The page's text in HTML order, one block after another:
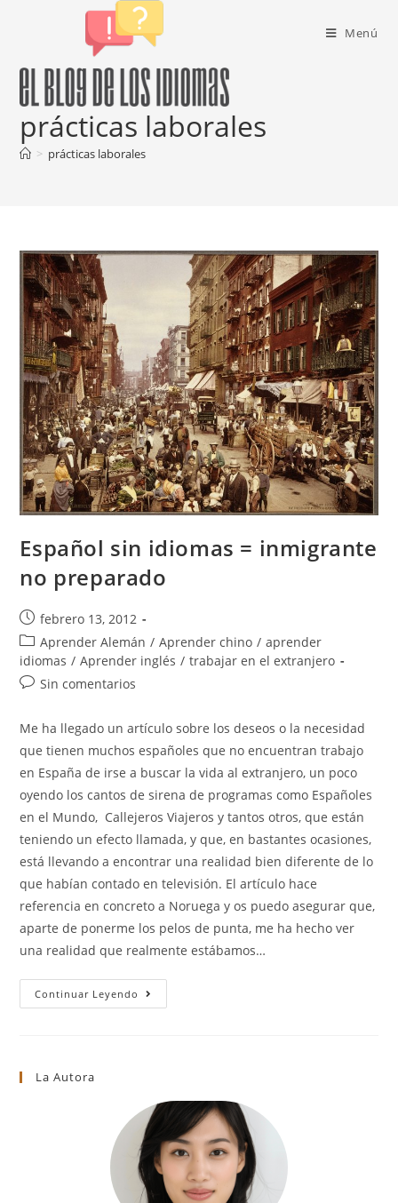
Menú
prácticas laborales
> prácticas laborales
Español sin idiomas = inmigrante
no preparado
Publicación
de
la
entrada:
febrero 13, 2012
Categoría
de
la
Aprender Alemán / Aprender chino / aprender
idiomas / Aprender inglés / trabajar en el extranjero
Comentarios
la
Sin comentarios
Me ha llegado un artículo sobre los deseos o la necesidad
que tienen muchos españoles que no encuentran trabajo
en España de irse a buscar la vida al extranjero, un poco
oyendo los cantos de sirena de programas como Españoles
en el Mundo, Callejeros Viajeros y tantos otros, que están
teniendo un efecto llamada, y que, en bastantes ocasiones,
está llevando a encontrar una realidad bien diferente de lo
que habían contado en televisión. El artículo hace
referencia en concreto a Noruega y os puedo asegurar que,
aparte de ponerme los pelos de punta, me ha hecho ver
una realidad que realmente estábamos…
Continuar Leyendo Español
Sin
La Autora